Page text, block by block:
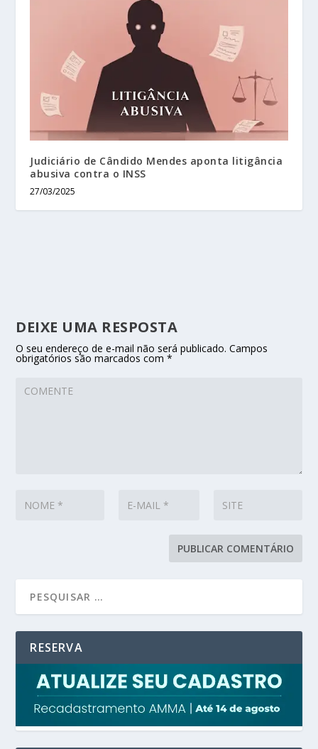
Judiciário de Cândido Mendes aponta litigância
abusiva contra o INSS
27/03/2025
DEIXE UMA RESPOSTA
O seu endereço de e-mail não será publicado. Campos
obrigatórios são marcados com*
RESERVA